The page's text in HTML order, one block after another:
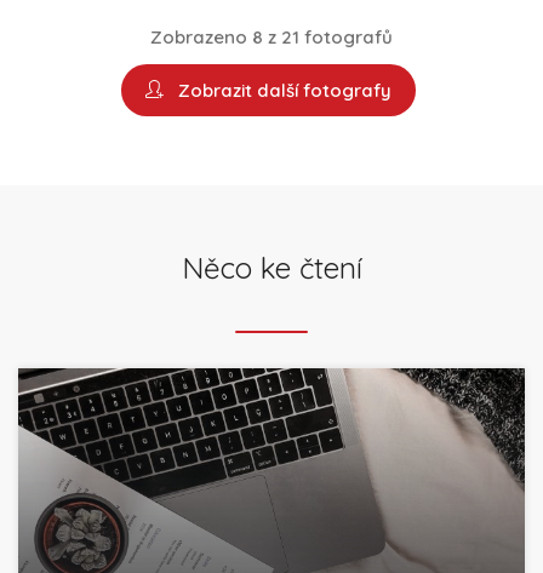
Zobrazeno 8 z 21 fotografů
Zobrazit další fotografy
Něco ke čtení